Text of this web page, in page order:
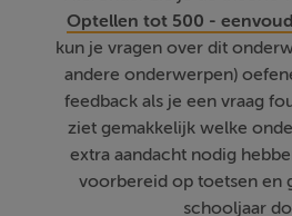
Optellen tot 500 -
kun je vragen over dit
andere onderwerpen)
feedback als je een vraag
ziet gemakkelijk welke
extra aandacht nodig
voorbereid op toetsen en
schooljaar